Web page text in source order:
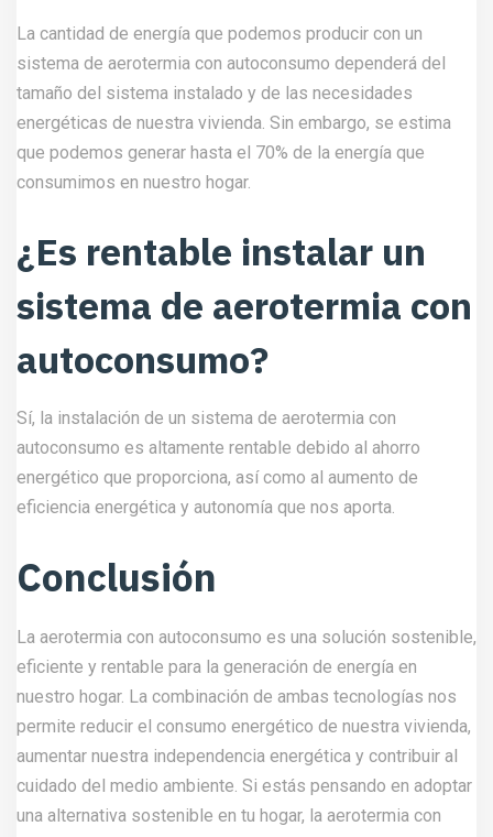
La cantidad de energía que podemos producir con un
sistema de aerotermia con autoconsumo dependerá del
tamaño del sistema instalado y de las necesidades
energéticas de nuestra vivienda. Sin embargo, se estima
que podemos generar hasta el 70% de la energía que
consumimos en nuestro hogar.
¿Es rentable instalar un
sistema de aerotermia con
autoconsumo?
Sí, la instalación de un sistema de aerotermia con
autoconsumo es altamente rentable debido al ahorro
energético que proporciona, así como al aumento de
eficiencia energética y autonomía que nos aporta.
Conclusión
La aerotermia con autoconsumo es una solución sostenible,
eficiente y rentable para la generación de energía en
nuestro hogar. La combinación de ambas tecnologías nos
permite reducir el consumo energético de nuestra vivienda,
aumentar nuestra independencia energética y contribuir al
cuidado del medio ambiente. Si estás pensando en adoptar
una alternativa sostenible en tu hogar, la aerotermia con